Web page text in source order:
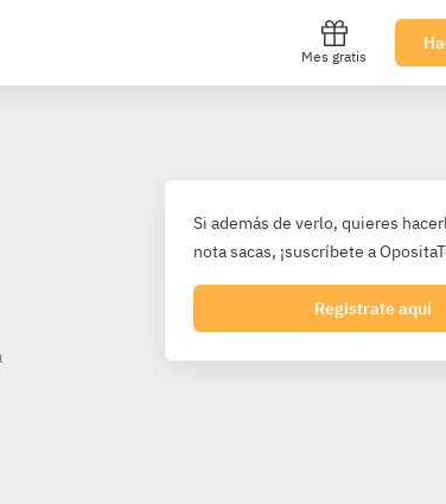
Mes gratis
Si además de verlo, quieres
nota sacas, ¡suscríbete a
Registrate aquí